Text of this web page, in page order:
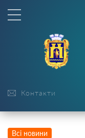
Контакти
Всі новини